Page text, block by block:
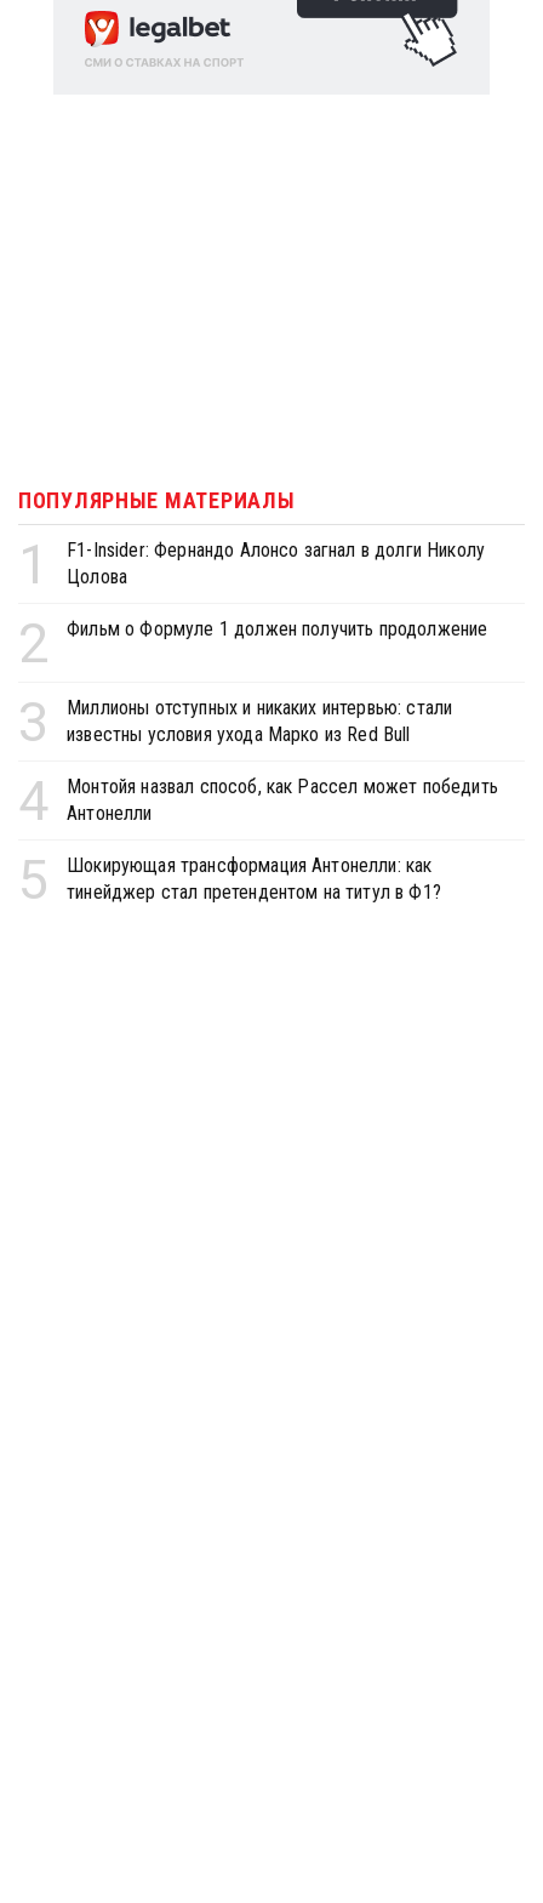
ПОПУЛЯРНЫЕ МАТЕРИАЛЫ
1
F1-Insider: Фернандо Алонсо загнал в долги Николу
Цолова
2 Фильм о Формуле 1 должен получить продолжение
3
Миллионы отступных и никаких интервью: стали
известны условия ухода Марко из Red Bull
4
Монтойя назвал способ, как Рассел может победить
Антонелли
5
Шокирующая трансформация Антонелли: как
тинейджер стал претендентом на титул в Ф1?